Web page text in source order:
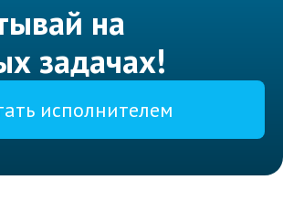
на
задачах!
исполнителем